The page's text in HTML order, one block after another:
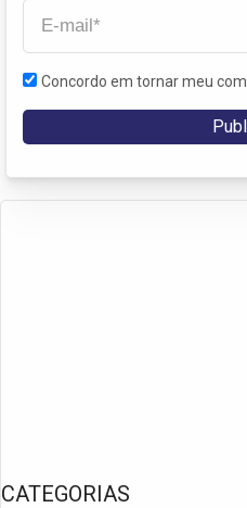
Concordo em tornar meu
CATEGORIAS